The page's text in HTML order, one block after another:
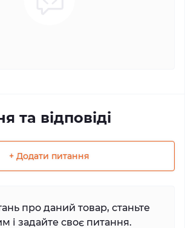
та відповіді
+ Додати питання
про даний товар, станьте
і задайте своє питання.